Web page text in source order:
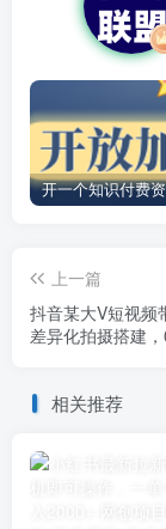
上一篇
抖音某大V短视频
差异化拍摄搭建
相关推荐